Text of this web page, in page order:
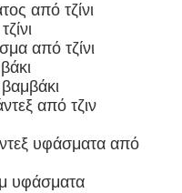
από τζίνι
από τζίνι
από τζιν
υφάσματα από
υφάσματα